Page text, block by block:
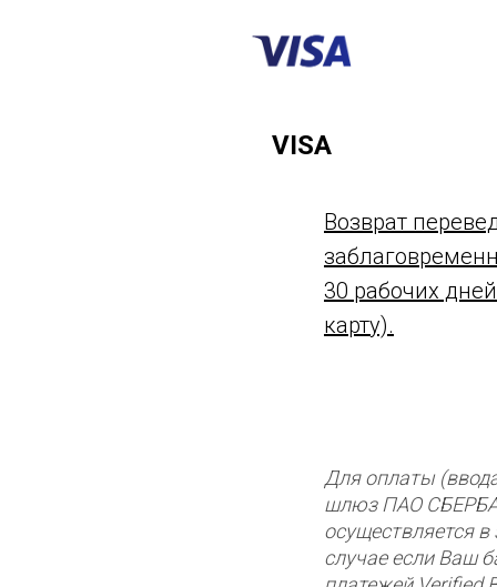
VISA
Возврат
30 рабочих
карту).
Для оплаты
шлюз ПАО
осуществляется
случае если Ваш